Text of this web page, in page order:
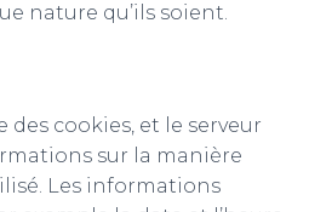
nature qu’ils soient.
cookies, et le serveur
sur la manière
Les informations